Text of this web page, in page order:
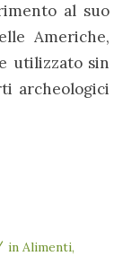
al suo
Americhe,
utilizzato sin
archeologici
inAlimenti,